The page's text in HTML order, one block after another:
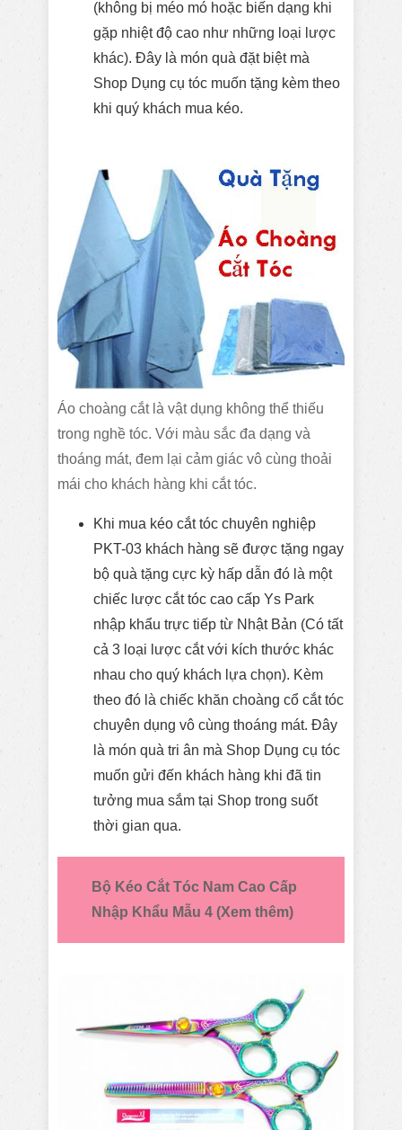
(không bị méo mó hoặc biến dạng khi
gặp nhiệt độ cao như những loại lược
khác). Đây là món quà đặt biệt mà
Shop Dụng cụ tóc muốn tặng kèm theo
khi quý khách mua kéo.
Áo choàng cắt là vật dụng không thể thiếu
trong nghề tóc. Với màu sắc đa dạng và
thoáng mát, đem lại cảm giác vô cùng thoải
mái cho khách hàng khi cắt tóc.
Khi mua kéo cắt tóc chuyên nghiệp
PKT-03 khách hàng sẽ được tặng ngay
bộ quà tặng cực kỳ hấp dẫn đó là một
chiếc lược cắt tóc cao cấp Ys Park
nhập khẩu trực tiếp từ Nhật Bản (Có tất
cả 3 loại lược cắt với kích thước khác
nhau cho quý khách lựa chọn). Kèm
theo đó là chiếc khăn choàng cổ cắt tóc
chuyên dụng vô cùng thoáng mát. Đây
là món quà tri ân mà Shop Dụng cụ tóc
muốn gửi đến khách hàng khi đã tin
tưởng mua sắm tại Shop trong suốt
thời gian qua.
Bộ Kéo Cắt Tóc Nam Cao Cấp
Nhập Khẩu Mẫu 4 (Xem thêm)